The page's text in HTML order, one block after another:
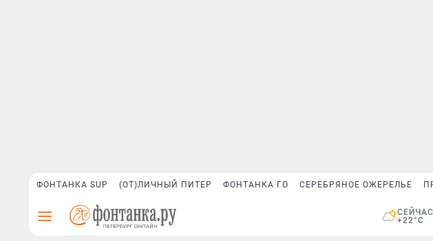
ФОНТАНКА SUP (ОТ)ЛИЧНЫЙ ПИТЕР ФОНТАНКА ГО СЕРЕБРЯНОЕ ОЖЕРЕЛЬЕ
СЕЙЧАС
+22°C